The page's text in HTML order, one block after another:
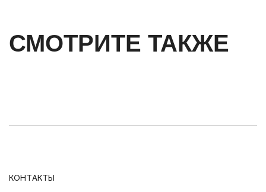
СМОТРИТЕ ТАКЖЕ
КОНТАКТЫ